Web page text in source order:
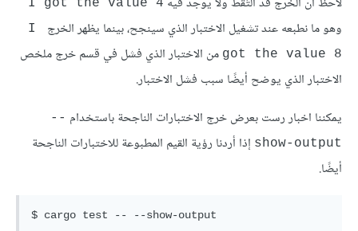
I got the value 4
وهو ما نطبعه عند تشغيل الاختبار الذي سينجح، بينما يظهر الخرج
I
got the value 8 من الاختبار الذي فشل في قسم خرج ملخص
الاختبار الذي يوضح أيضًا سبب فشل الاختبار.
يمكننا اخبار رست بعرض خرج الاختبارات الناجحة باستخدام ‎--
show-output إذا أردنا رؤية القيم المطبوعة للاختبارات الناجحة
أيضًا.